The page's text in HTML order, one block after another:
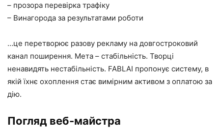
– прозора перевірка трафіку
– Винагорода за результатами роботи
…це перетворює разову рекламу на довгостроковий
канал поширення. Мета – стабільність. Творці
ненавидять нестабільність. FABLAI пропонує систему, в
якій їхнє охоплення стає вимірним активом з оплатою за
дію.
Погляд веб-майстра